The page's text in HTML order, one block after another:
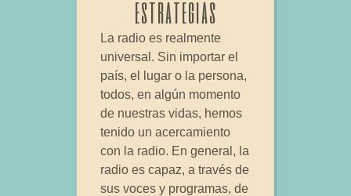
estrategias
La radio es realmente
universal. Sin importar el
país, el lugar o la persona,
todos, en algún momento
de nuestras vidas, hemos
tenido un acercamiento
con la radio. En general, la
radio es capaz, a través de
sus voces y programas, de